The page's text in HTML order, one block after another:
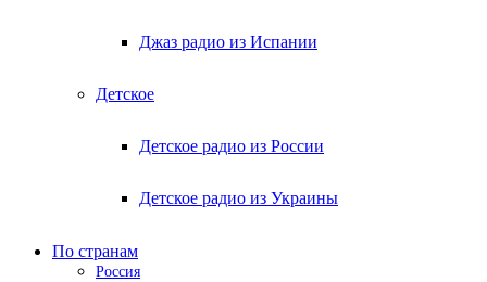
Джаз радио из Испании
Детское
Детское радио из России
Детское радио из Украины
По странам
Россия